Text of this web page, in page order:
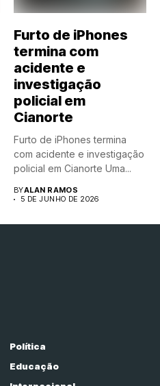
Furto de iPhones
termina com
acidente e
investigação
policial em
Cianorte
Furto de iPhones termina
com acidente e investigação
policial em Cianorte Uma...
BYALAN RAMOS
5 DE JUNHO DE 2026
Política
Educação